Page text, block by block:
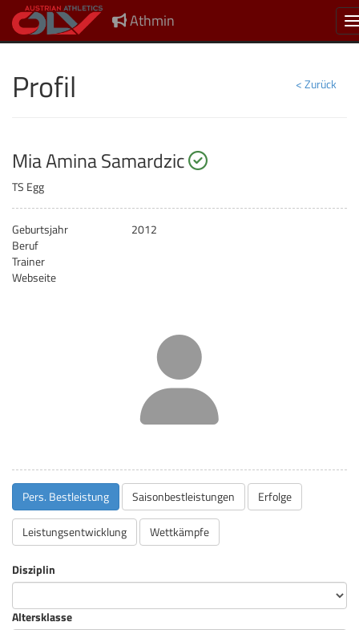
Athmin
< Zurück
Profil
Mia Amina Samardzic startberechtigt
TS Egg
Geburtsjahr
2012
Beruf
Trainer
Webseite
Pers. Bestleistung Saisonbestleistungen Erfolge
Leistungsentwicklung Wettkämpfe
Disziplin
Altersklasse